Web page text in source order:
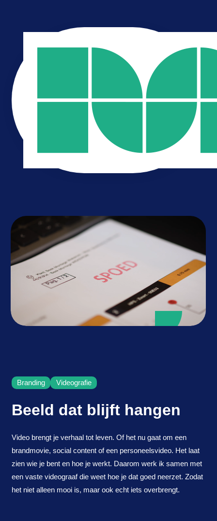
branding
online
advertising
projecten
vrijblijvend kennismaken
Branding Videografie
Beeld dat blijft hangen
Video brengt je verhaal tot leven. Of het nu gaat om een
brandmovie, social content of een personeelsvideo. Het laat
zien wie je bent en hoe je werkt. Daarom werk ik samen met
een vaste videograaf die weet hoe je dat goed neerzet. Zodat
het niet alleen mooi is, maar ook echt iets overbrengt.